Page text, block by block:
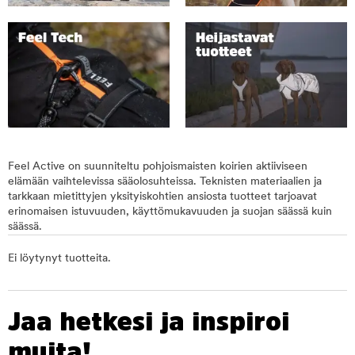
Feel Active on suunniteltu pohjoismaisten koirien aktiiviseen
elämään vaihtelevissa sääolosuhteissa. Teknisten materiaalien ja
tarkkaan mietittyjen yksityiskohtien ansiosta tuotteet tarjoavat
erinomaisen istuvuuden, käyttömukavuuden ja suojan säässä kuin
säässä.
Ei löytynyt tuotteita.
Jaa hetkesi ja inspiroi